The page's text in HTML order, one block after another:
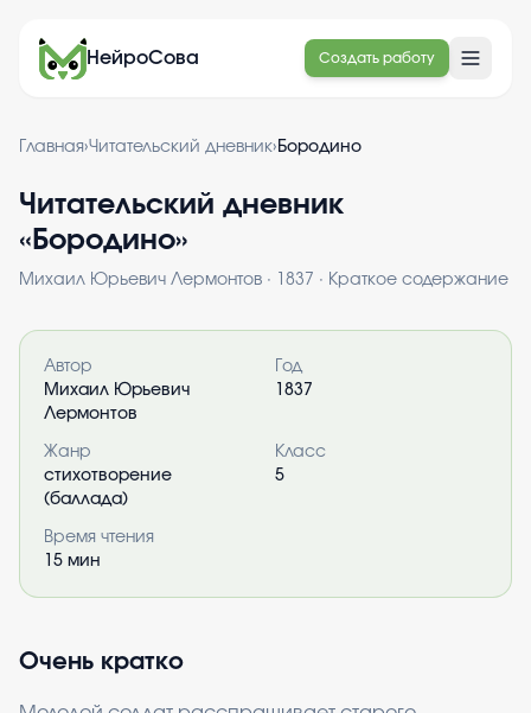
НейроСова Создать работу
Главная›Читательский дневник› Бородино
Читательский дневник
« Бородино»
Михаил Юрьевич Лермонтов · 1837 · Краткое содержание
Информация о книге
Автор
Михаил Юрьевич
Лермонтов
Год
1837
Жанр
стихотворение
(баллада)
Класс
5
Время чтения
15 мин
Очень кратко